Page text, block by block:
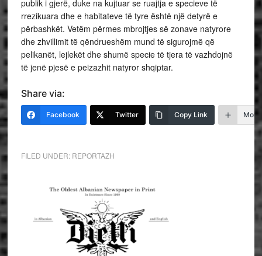
publik i gjerë, duke na kujtuar se ruajtja e specieve të
rrezikuara dhe e habitateve të tyre është një detyrë e
përbashkët. Vetëm përmes mbrojtjes së zonave natyrore
dhe zhvillimit të qëndrueshëm mund të sigurojmë që
pelikanët, lejlekët dhe shumë specie të tjera të vazhdojnë
të jenë pjesë e peizazhit natyror shqiptar.
Share via:
Facebook Twitter Copy Link More
FILED UNDER: REPORTAZH